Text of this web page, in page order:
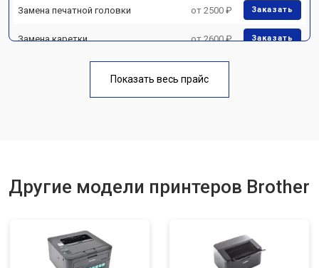
Замена печатной головки от 2500 ₽ Заказать
Замена каретки от 2600 ₽ Заказать
Замена блока питания от 2300 ₽
Показать весь прайс
Другие модели принтеров Brother